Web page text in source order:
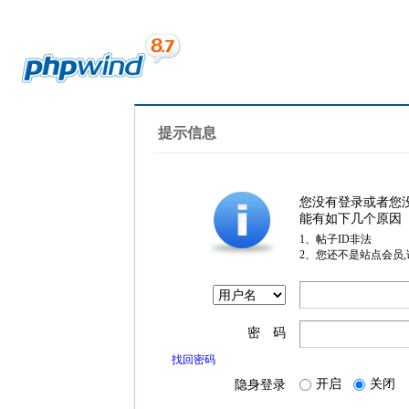
提示信息
您没有登录或者您
能有如下几个原因
1、帖子ID非法
2、您还不是站点会员
密 码
找回密码
隐身登录 开启 关闭